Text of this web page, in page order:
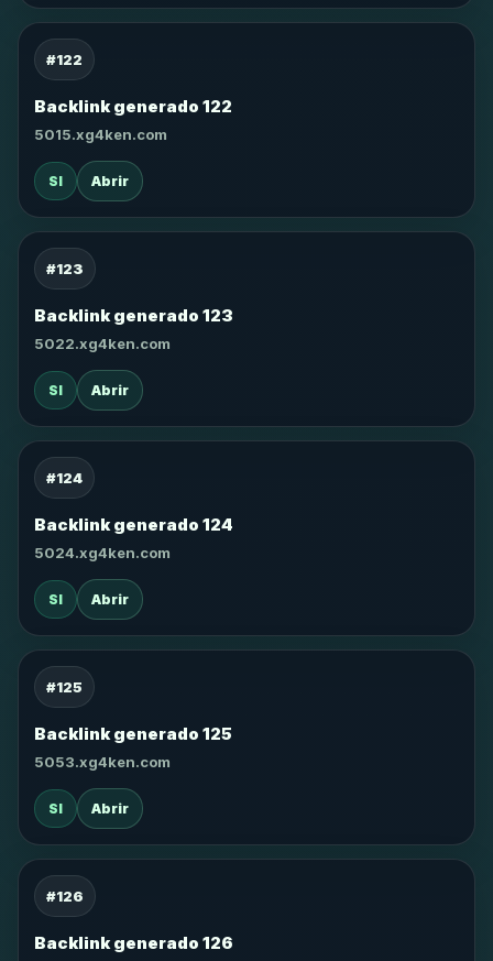
#122
Backlink generado 122
5015.xg4ken.com
SI Abrir
#123
Backlink generado 123
5022.xg4ken.com
SI Abrir
#124
Backlink generado 124
5024.xg4ken.com
SI Abrir
#125
Backlink generado 125
5053.xg4ken.com
SI Abrir
#126
Backlink generado 126